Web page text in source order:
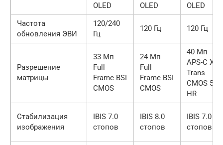
OLED
OLED
OLED
Частота
обновления ЭВИ
120/240
Гц
120 Гц 120 Гц
Разрешение
матрицы
33 Мп
Full
Frame BSI
CMOS
24 Мп
Full
Frame BSI
CMOS
40 Мп
APS-C X-
Trans
CMOS 5
HR
Стабилизация
изображения
IBIS 7.0
стопов
IBIS 8.0
стопов
IBIS 7.0
стопов